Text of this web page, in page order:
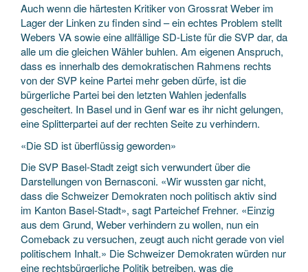
Auch wenn die härtesten Kritiker von Grossrat Weber im
Lager der Linken zu finden sind – ein echtes Problem stellt
Webers VA sowie eine allfällige SD-Liste für die SVP dar, da
alle um die gleichen Wähler buhlen. Am eigenen Anspruch,
dass es innerhalb des demokratischen Rahmens rechts
von der SVP keine Partei mehr geben dürfe, ist die
bürgerliche Partei bei den letzten Wahlen jedenfalls
gescheitert. In Basel und in Genf war es ihr nicht gelungen,
eine Splitterpartei auf der rechten Seite zu verhindern.
«Die SD ist überflüssig geworden»
Die SVP Basel-Stadt zeigt sich verwundert über die
Darstellungen von Bernasconi. «Wir wussten gar nicht,
dass die Schweizer Demokraten noch politisch aktiv sind
im Kanton Basel-Stadt», sagt Parteichef Frehner. «Einzig
aus dem Grund, Weber verhindern zu wollen, nun ein
Comeback zu versuchen, zeugt auch nicht gerade von viel
politischem Inhalt.» Die Schweizer Demokraten würden nur
eine rechtsbürgerliche Politik betreiben, was die